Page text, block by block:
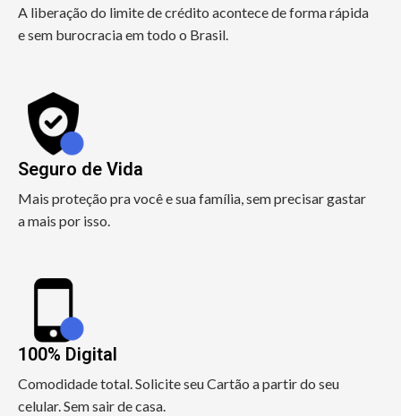
A liberação do limite de crédito acontece de forma rápida
e sem burocracia em todo o Brasil.
Seguro de Vida
Mais proteção pra você e sua família, sem precisar gastar
a mais por isso.
100% Digital
Comodidade total. Solicite seu Cartão a partir do seu
celular. Sem sair de casa.